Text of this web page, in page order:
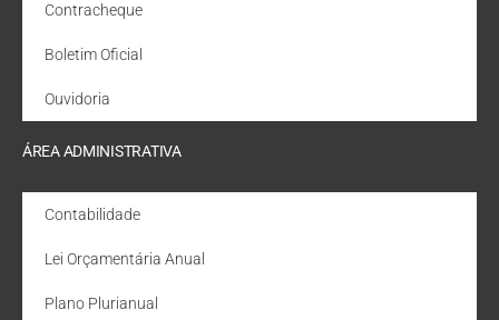
Contracheque
Boletim Oficial
Ouvidoria
ÁREA ADMINISTRATIVA
Contabilidade
Lei Orçamentária Anual
Plano Plurianual